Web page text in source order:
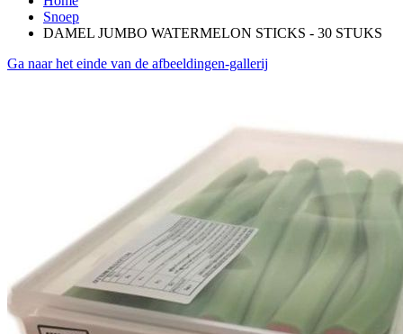
Snoep
DAMEL JUMBO WATERMELON STICKS - 30 STUKS
Ga naar het einde van de afbeeldingen-gallerij